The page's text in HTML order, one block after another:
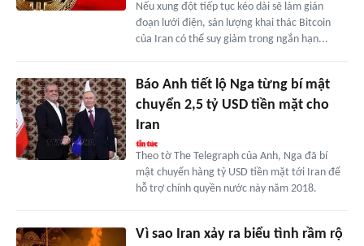
Nếu xung đột tiếp tục kéo dài sẽ làm gián
đoạn lưới điện, sản lượng khai thác Bitcoin
của Iran có thể suy giảm trong ngắn hạn...
Báo Anh tiết lộ Nga từng bí mật
chuyển 2,5 tỷ USD tiền mặt cho
Iran
Theo tờ The Telegraph của Anh, Nga đã bí
mật chuyển hàng tỷ USD tiền mặt tới Iran để
hỗ trợ chính quyền nước này năm 2018.
Vì sao Iran xảy ra biểu tình rầm rộ